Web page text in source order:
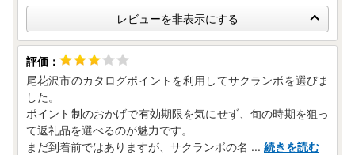
レビューを非表示にする
尾花沢市のカタログポイントを利用してサクランボを選びま
した。
ポイント制のおかげで有効期限を気にせず、旬の時期を狙っ
て返礼品を選べるのが魅力です。
まだ到着前ではありますが、サクランボの名 ... 続きを読む